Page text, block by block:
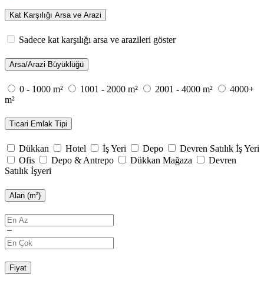
Kat Karşılığı Arsa ve Arazi
Sadece kat karşılığı arsa ve arazileri göster
Arsa/Arazi Büyüklüğü
0 - 1000 m² 1001 - 2000 m² 2001 - 4000 m²
4000+
m²
Ticari Emlak Tipi
Dükkan Hotel İş Yeri Depo
Devren Satılık İş Yeri
Ofis
Depo & Antrepo Dükkan Mağaza
Devren
Satılık İşyeri
Alan (m²)
Fiyat